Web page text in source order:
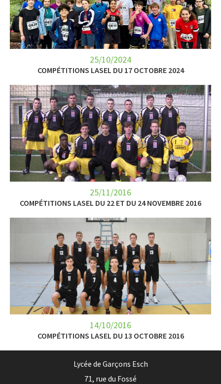
25/10/2024
COMPÉTITIONS LASEL DU 17 OCTOBRE 2024
25/11/2016
COMPÉTITIONS LASEL DU 22 ET DU 24 NOVEMBRE 2016
14/10/2016
COMPÉTITIONS LASEL DU 13 OCTOBRE 2016
Lycée de Garçons Esch
71, rue du Fossé